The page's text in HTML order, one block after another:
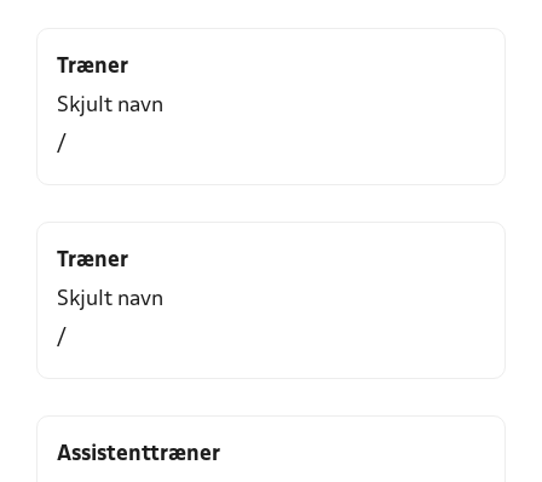
Træner
Skjult navn
/
Træner
Skjult navn
/
Assistenttræner